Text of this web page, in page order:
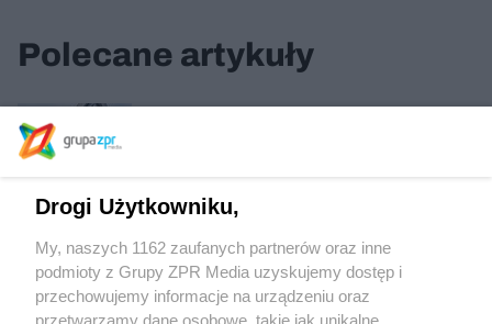
Polecane artykuły
Cyfrowe platformy, miasto i pandemia
Teatr Letni / Szczecin
Drogi Użytkowniku,
My, naszych 1162 zaufanych partnerów oraz inne
podmioty z Grupy ZPR Media uzyskujemy dostęp i
przechowujemy informacje na urządzeniu oraz
przetwarzamy dane osobowe, takie jak unikalne